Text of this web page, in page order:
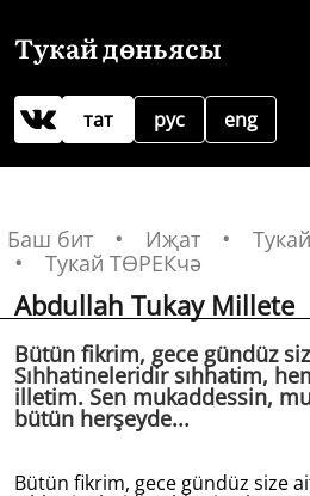
Тукай дөньясы
рус
тат eng
Баш бит Иҗат
Тукай ТӨРЕКчә
Abdullah Tukay Millete
Bütün fikrim, gece gündüz
Sıhhatineleridir sıhhatim,
illetim. Sen mukaddessin,
bütün herşeyde...
Bütün fikrim, gece gündüz size